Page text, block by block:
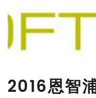
2016恩智